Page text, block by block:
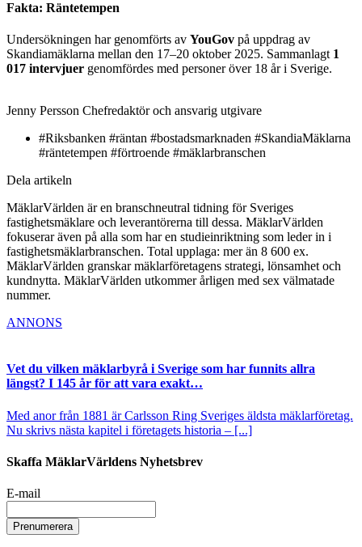
Fakta: Räntetempen
Undersökningen har genomförts av YouGov på uppdrag av
Skandiamäklarna mellan den 17–20 oktober 2025. Sammanlagt 1
017 intervjuer genomfördes med personer över 18 år i Sverige.
Jenny Persson Chefredaktör och ansvarig utgivare
#Riksbanken #räntan #bostadsmarknaden #SkandiaMäklarna
#räntetempen #förtroende #mäklarbranschen
Dela artikeln
MäklarVärlden är en branschneutral tidning för Sveriges
fastighetsmäklare och leverantörerna till dessa. MäklarVärlden
fokuserar även på alla som har en studieinriktning som leder in i
fastighetsmäklarbranschen. Total upplaga: mer än 8 600 ex.
MäklarVärlden granskar mäklarföretagens strategi, lönsamhet och
kundnytta. MäklarVärlden utkommer årligen med sex välmatade
nummer.
ANNONS
Vet du vilken mäklarbyrå i Sverige som har funnits allra
längst? I 145 år för att vara exakt…
Med anor från 1881 är Carlsson Ring Sveriges äldsta mäklarföretag.
Nu skrivs nästa kapitel i företagets historia – [...]
Skaffa MäklarVärldens Nyhetsbrev
E-mail
Prenumerera